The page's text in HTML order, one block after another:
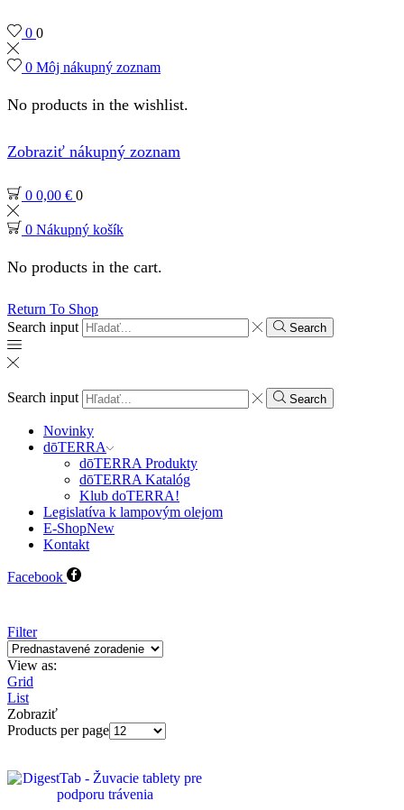
0 0
0 Môj nákupný zoznam
No products in the wishlist.
Zobraziť nákupný zoznam
0 0,00 € 0
0 Nákupný košík
No products in the cart.
Return To Shop
Search input
Search
Search input Search
Novinky
dōTERRA
dōTERRA Produkty
dōTERRA Katalóg
Klub doTERRA!
Legislatíva k lampovým olejom
E-ShopNew
Kontakt
Facebook
Filter
View as:
Grid
List
Zobraziť
Products per page